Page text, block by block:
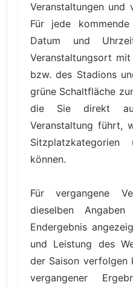
Veranstaltungen und
Für jede
Datum und
Veranstaltungsort
bzw. des Stadions
grüne Schaltfläche
die Sie direkt
Veranstaltung führt,
können.
Für vergangene
dieselben
Endergebnis
und Leistung des
der Saison verfolgen
vergangener